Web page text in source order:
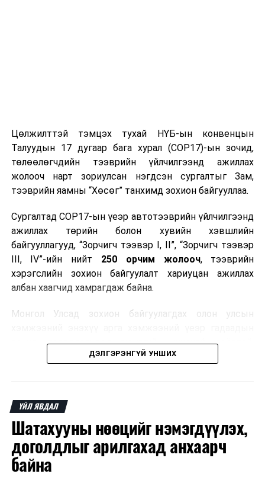
Цөлжилттэй тэмцэх тухай НҮБ-ын конвенцын
Талуудын 17 дугаар бага хурал (COP17)-ын зочид,
төлөөлөгчдийн тээврийн үйлчилгээнд ажиллах
жолооч нарт зориулсан нэгдсэн сургалтыг Зам,
тээврийн яамны “Хөсөг” танхимд зохион байгууллаа.
Сургалтад COP17-ын үеэр автотээврийн үйлчилгээнд
ажиллах төрийн болон хувийн хэвшлийн
байгууллагууд, “Зорчигч тээвэр I, II”, “Зорчигч тээвэр
III, IV”-ийн нийт 250 орчим жолооч, тээврийн
хэрэгслийн зохион байгуулалт хариуцан ажиллах
албан хаагчид хамрагдаж байна.
Монгол Улсад зохион байгуулагдах олон улсын
зочид, төлөөлөгчдөд аюулгүй, шуурхай, соёлтой,
мэргэжлийн түвшинд тээврийн үйлчилгээ үзүүлэх
зохион байгуулалтын онцлог, зочид, төлөөлөгчдийн
ангилал, үйлчилгээний стандарт, жолооч нарын үүрэг
хариуцлага, сахилга бат, үйлчилгээний соёл, ёс зүй,
мэргэжлийн харилцааны талаар нэгдсэн мэдээлэл
өгчээ.
ДЭЛГЭРЭНГҮЙ УНШИХ
ҮЙЛ ЯВДАЛ
Шатахууны нөөцийг нэмэгдүүлэх,
доголдлыг арилгахад анхаарч
байна